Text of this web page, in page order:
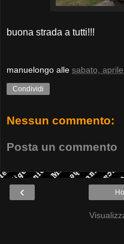
buona strada a tutti!!!
manuelongo alle sabato,
Condividi
Nessun commento:
Posta un commento
‹